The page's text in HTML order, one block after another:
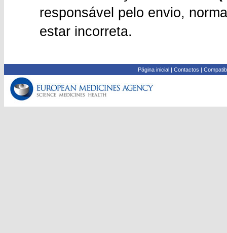
responsável pelo envio,
estar incorreta.
Página inicial | Contactos |